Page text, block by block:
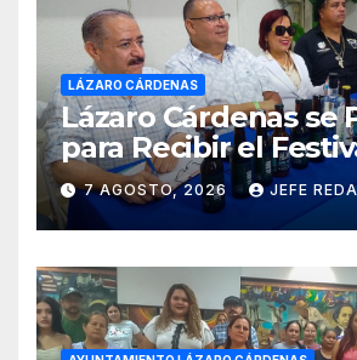
LÁZARO CÁRDENAS
Lázaro Cárdenas se
para Recibir el
Internacional de la
Costa de Michoacán
7 AGOSTO, 2026 JEFE